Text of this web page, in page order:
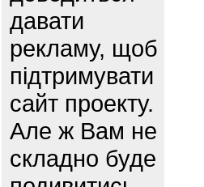
давати
рекламу, щоб
підтримувати
сайт проекту.
Але ж Вам не
складно буде